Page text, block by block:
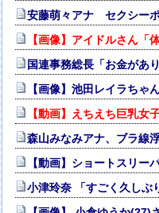
安藤萌々アナ セクシーポ
【画像】アイドルさん「
国連事務総長「お金があ
【画像】池田レイラちゃ
【動画】えちえち巨乳
森山みなみアナ、ブラ線
【動画】ショートスリ
小津玲奈 「すごく久しぶ